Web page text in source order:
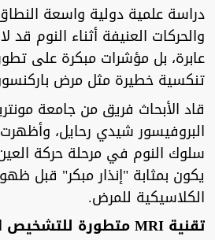
دراسة علمية دولية واسعة
والحركات العنيفة أثناء النوم
عابرة، بل مؤشرات مبكرة على
تنكسية خطيرة مثل مرض
قاد الأبحاث فريق من جامعة
البروفيسور شيدي رحايل،
يكون بمثابة "إنذار مبكر" قبل
الكلاسيكية للمرض.
تقنية MRI متطورة للتشخيص المبكر